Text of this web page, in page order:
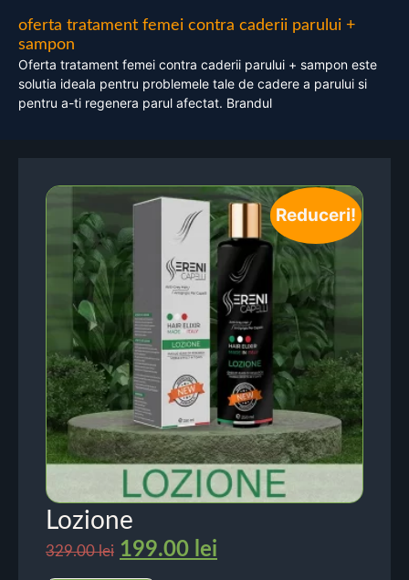
oferta tratament femei contra caderii parului +
sampon
Oferta tratament femei contra caderii parului + sampon este
solutia ideala pentru problemele tale de cadere a parului si
pentru a-ti regenera parul afectat. Brandul
Reduceri!
Lozione
329.00lei 199.00 lei